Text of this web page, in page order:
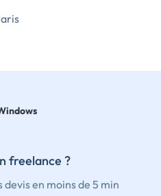
freelance ?
en moins de 5 min